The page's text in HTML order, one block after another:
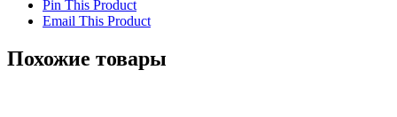
Pin This Product
Email This Product
Похожие товары